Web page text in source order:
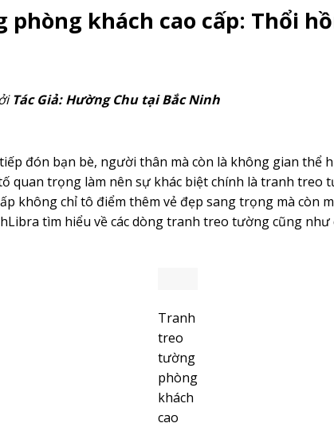
khách cao cấp: Thổi
Tác Giả:Hường Chu tại Bắc Ninh
đón bạn bè, người thân mà còn là không gian thể
quan trọng làm nên sự khác biệt chính là tranh treo
không chỉ tô điểm thêm vẻ đẹp sang trọng mà còn
tìm hiểu về các dòng tranh treo tường cũng
Tranh
treo
tường
phòng
khách
cao